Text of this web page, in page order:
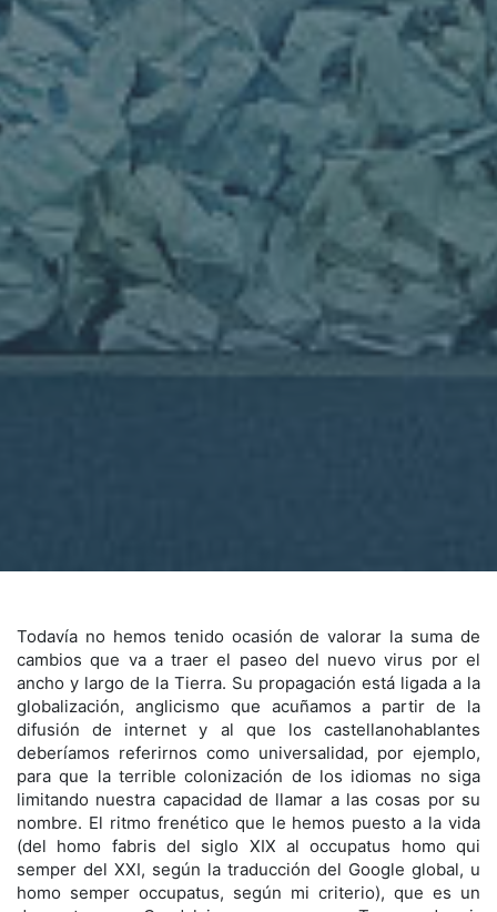
Todavía no hemos tenido ocasión de valorar la suma de
cambios que va a traer el paseo del nuevo virus por el
ancho y largo de la Tierra. Su propagación está ligada a la
globalización, anglicismo que acuñamos a partir de la
difusión de internet y al que los castellanohablantes
deberíamos referirnos como universalidad, por ejemplo,
para que la terrible colonización de los idiomas no siga
limitando nuestra capacidad de llamar a las cosas por su
nombre. El ritmo frenético que le hemos puesto a la vida
(del homo fabris del siglo XIX al occupatus homo qui
semper del XXI, según la traducción del Google global, u
homo semper occupatus, según mi criterio), que es un